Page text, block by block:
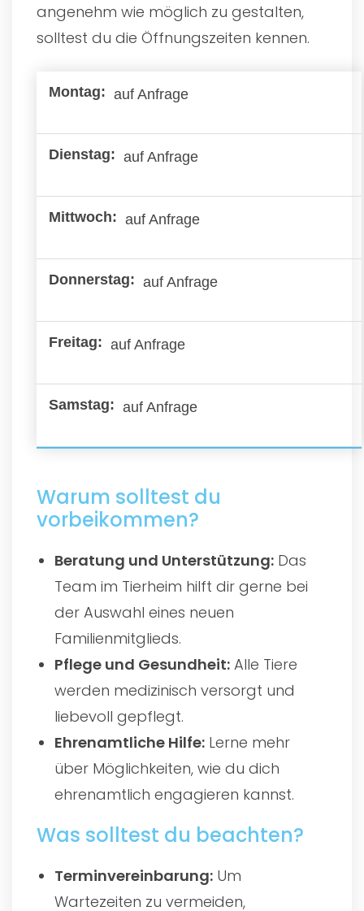
angenehm wie möglich zu gestalten,
solltest du die Öffnungszeiten kennen.
auf Anfrage
auf Anfrage
auf Anfrage
auf Anfrage
auf Anfrage
auf Anfrage
Warum solltest du
vorbeikommen?
Beratung und Unterstützung: Das
Team im Tierheim hilft dir gerne bei
der Auswahl eines neuen
Familienmitglieds.
Pflege und Gesundheit: Alle Tiere
werden medizinisch versorgt und
liebevoll gepflegt.
Ehrenamtliche Hilfe: Lerne mehr
über Möglichkeiten, wie du dich
ehrenamtlich engagieren kannst.
Was solltest du beachten?
Terminvereinbarung: Um
Wartezeiten zu vermeiden,